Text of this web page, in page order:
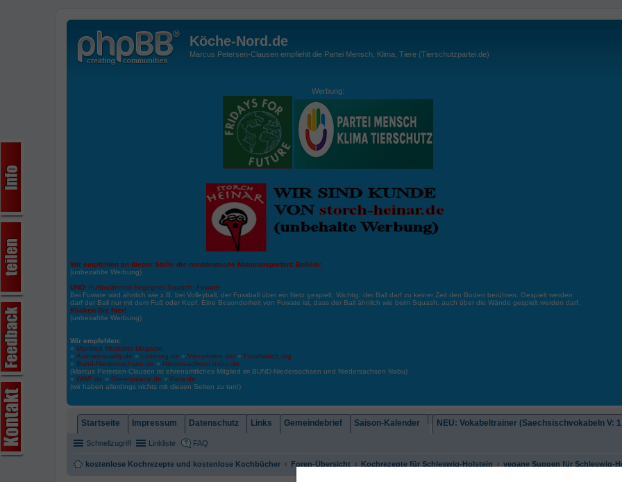
Köche-Nord.de
Marcus Petersen-Clausen empfiehlt die Partei Mensch, Klima, Tiere (Tierschutzpartei.de)
Werbung:
Wir empfehlen an dieser Stelle die norddeutsche Nationalsportart: Boßeln:
(unbezahlte Werbung)
UND: Fußballtennis begegnet Squash: Fuwate
Bei Fuwate wird ähnlich wie z.B. bei Volleyball, der Fussball über ein Netz gespielt. Wichtig: der Ball darf zu keiner Zeit den Boden berühren. Gespielt werden
darf der Ball nur mit dem Fuß oder Kopf. Eine Besonderheit von Fuwate ist, dass der Ball ähnlich wie beim Squash, auch über die Wände gespielt werden darf.
Klicken Sie hier!
(unbezahlte Werbung)
Wir empfehlen:
» Manfred Mistkäfer Magazin
» Animalequality.de » Loveveg.de » Vier-pfoten.de/ » Foodwatch.org
» Bund-Niedersachsen.de » Niedersachsen.nabu.de
(Marcus Petersen-Clausen ist ehrenamtliches Mitglied im BUND-Niedersachsen und Niedersachsen Nabu)
» WWF.de » Greenpeace.de » Peta.de
(wir haben allerdings nichts mit diesen Seiten zu tun!)
Startseite Impressum Datenschutz Links Gemeindebrief Saison-Kalender NEU: Vokabeltrainer (Saechsischvokabeln V:
Schnellzugriff Linkliste FAQ
kostenlose Kochrezepte und kostenlose Kochbücher Foren-Übersicht Kochrezepte für Schleswig-Holstein vegane Suppen für Schleswig-